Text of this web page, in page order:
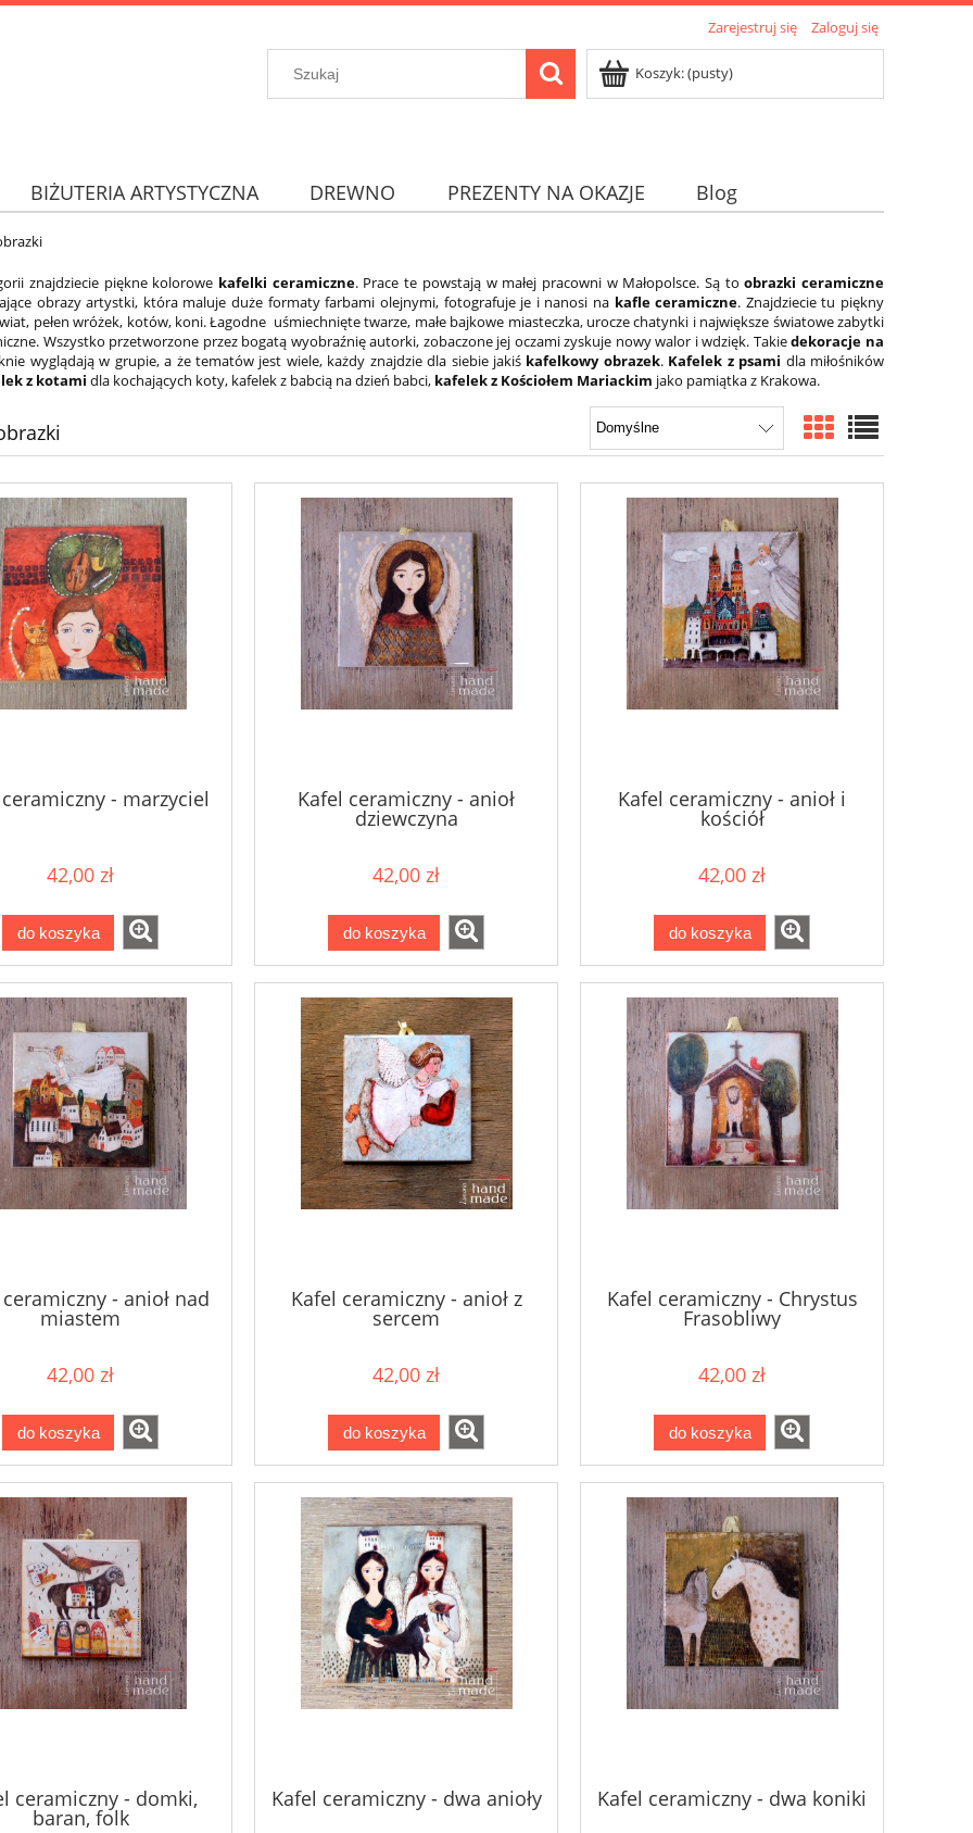
Zarejestruj się Zaloguj się
Koszyk:(pusty)
BIŻUTERIA ARTYSTYCZNA DREWNO PREZENTY NA OKAZJE Blog
znajdziecie piękne kolorowe kafelki ceramiczne. Prace te powstają w małej pracowni w Małopolsce. Są toobrazki ceramiczne
obrazy artystki, która maluje duże formaty farbami olejnymi, fotografuje je i nanosi na kafle ceramiczne. Znajdziecie tu piękny
pełen wróżek, kotów, koni. Łagodne uśmiechnięte twarze, małe bajkowe miasteczka, urocze chatynki i największe światowe zabytki
Wszystko przetworzone przez bogatą wyobraźnię autorki, zobaczone jej oczami zyskuje nowy walor i wdzięk. Takiedekoracje na
wyglądają w grupie, a że tematów jest wiele, każdy znajdzie dla siebie jakiś kafelkowy obrazek. Kafelek z psami dla miłośników
z kotami dla kochających koty, kafelek z babcią na dzień babci, kafelek z Kościołem Mariackim jako pamiątka z Krakowa.
- marzyciel
42,00 zł
do koszyka
Kafel ceramiczny - anioł
dziewczyna
42,00 zł
do koszyka
Kafel ceramiczny - anioł i
kościół
42,00 zł
do koszyka
- anioł nad
miastem
42,00 zł
do koszyka
Kafel ceramiczny - anioł z
sercem
42,00 zł
do koszyka
Kafel ceramiczny - Chrystus
Frasobliwy
42,00 zł
do koszyka
ceramiczny - domki,
baran, folk
Kafel ceramiczny - dwa anioły Kafel ceramiczny - dwa koniki